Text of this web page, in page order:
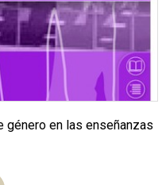
género en las enseñanzas